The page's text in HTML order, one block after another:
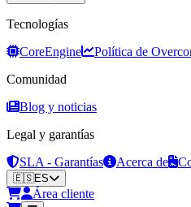
Tecnologías
CoreEngine
Política de
Comunidad
Blog y noticias
Legal y garantías
SLA - Garantías
Acerca de
🇪🇸ES
Área cliente